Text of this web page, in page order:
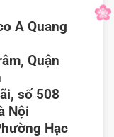
A Quang
Quận
số 508
Nội
Hạc